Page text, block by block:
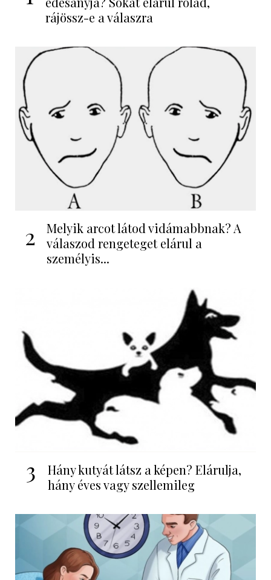
rájössz-e a válaszra
2
Melyik arcot látod vidámabbnak? A
válaszod rengeteget elárul a
személyis...
3
Hány kutyát látsz a képen? Elárulja,
hány éves vagy szellemileg